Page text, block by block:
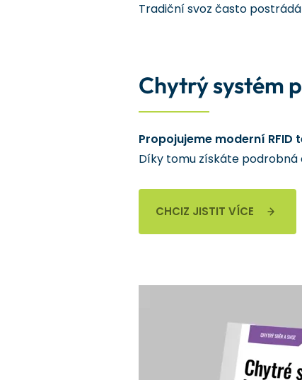
Tradiční svoz často
Chytrý systém
Propojujeme moderní
Díky tomu získáte
CHCIZ JISTIT VÍCE